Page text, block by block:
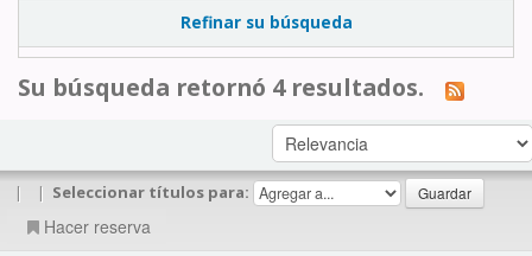
Refinar su búsqueda
Su búsqueda retornó 4 resultados.
| | Seleccionar títulos para:
Hacer reserva